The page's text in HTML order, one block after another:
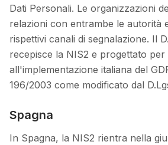
Dati Personali. Le organizzazioni
relazioni con entrambe le autorità
rispettivi canali di segnalazione. Il
recepisce la NIS2 e progettato
all'implementazione italiana del
196/2003 come modificato dal
Spagna
In Spagna, la NIS2 rientra nella